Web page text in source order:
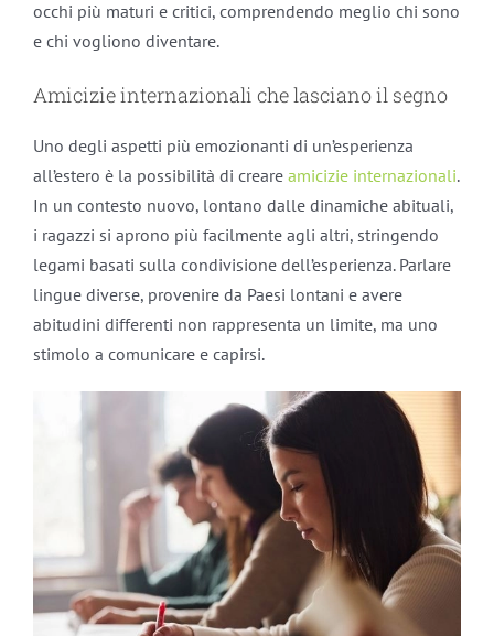
occhi più maturi e critici, comprendendo meglio chi sono
e chi vogliono diventare.
Amicizie internazionali che lasciano il segno
Uno degli aspetti più emozionanti di un’esperienza
all’estero è la possibilità di creare amicizie internazionali.
In un contesto nuovo, lontano dalle dinamiche abituali,
i ragazzi si aprono più facilmente agli altri, stringendo
legami basati sulla condivisione dell’esperienza. Parlare
lingue diverse, provenire da Paesi lontani e avere
abitudini differenti non rappresenta un limite, ma uno
stimolo a comunicare e capirsi.